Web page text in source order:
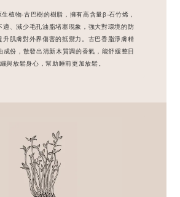
植物-古巴樹的樹脂，擁有高含量β-石竹烯，
適、減少毛孔油脂堵塞現象，強大對環境的防
升肌膚對外界傷害的抵禦力。古巴香脂淨膚精
成份，散發出清新木質調的香氣，能舒緩整日
與放鬆身心，幫助睡前更加放鬆。